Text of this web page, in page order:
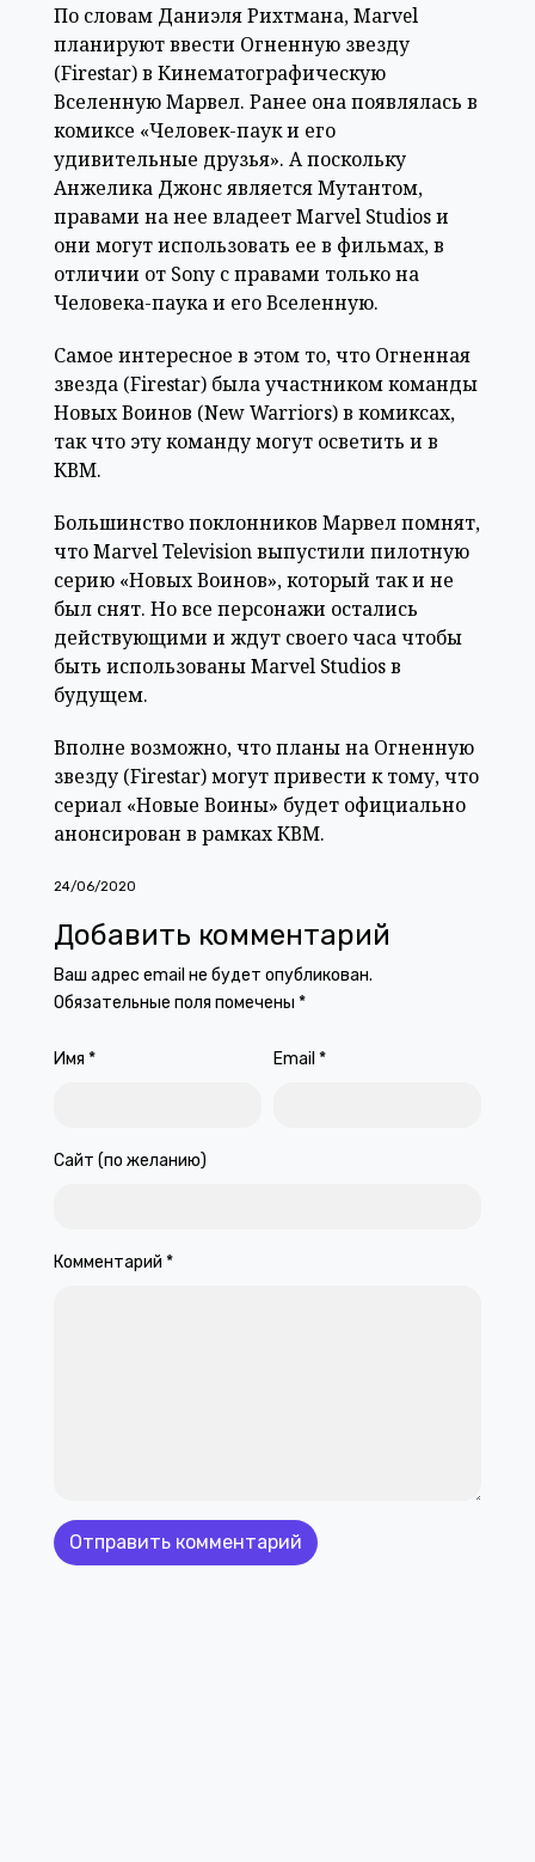
По словам Даниэля Рихтмана, Marvel
планируют ввести Огненную звезду
(Firestar) в Кинематографическую
Вселенную Марвел. Ранее она появлялась в
комиксе «Человек-паук и его
удивительные друзья». А поскольку
Анжелика Джонс является Мутантом,
правами на нее владеет Marvel Studios и
они могут использовать ее в фильмах, в
отличии от Sony с правами только на
Человека-паука и его Вселенную.
Самое интересное в этом то, что Огненная
звезда (Firestar) была участником команды
Новых Воинов (New Warriors) в комиксах,
так что эту команду могут осветить и в
КВМ.
Большинство поклонников Марвел помнят,
что Marvel Television выпустили пилотную
серию «Новых Воинов», который так и не
был снят. Но все персонажи остались
действующими и ждут своего часа чтобы
быть использованы Marvel Studios в
будущем.
Вполне возможно, что планы на Огненную
звезду (Firestar) могут привести к тому, что
сериал «Новые Воины» будет официально
анонсирован в рамках КВМ.
24/06/2020
Добавить комментарий
Ваш адрес email не будет опубликован.
Обязательные поля помечены *
Имя * Email *
Сайт (по желанию)
Комментарий *